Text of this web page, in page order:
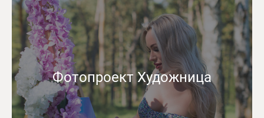
Фотопроект Художница